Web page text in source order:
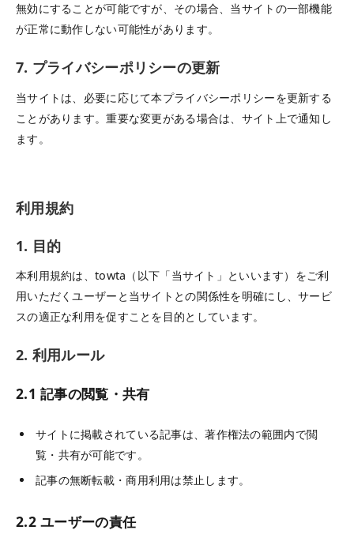
無効にすることが可能ですが、その場合、当サイトの一部機能
が正常に動作しない可能性があります。
7. プライバシーポリシーの更新
当サイトは、必要に応じて本プライバシーポリシーを更新する
ことがあります。重要な変更がある場合は、サイト上で通知し
ます。
利用規約
1. 目的
本利用規約は、towta（以下「当サイト」といいます）をご利
用いただくユーザーと当サイトとの関係性を明確にし、サービ
スの適正な利用を促すことを目的としています。
2. 利用ルール
2.1 記事の閲覧・共有
サイトに掲載されている記事は、著作権法の範囲内で閲
覧・共有が可能です。
記事の無断転載・商用利用は禁止します。
2.2 ユーザーの責任